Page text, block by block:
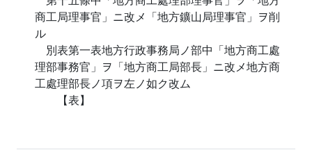
商工局理事官」ニ改メ「地方鑛山局理事官」ヲ削
ル
別表第一表地方行政事務局ノ部中「地方商工處
理部事務官」ヲ「地方商工局部長」ニ改メ地方商
工處理部長ノ項ヲ左ノ如ク改ム
【表】